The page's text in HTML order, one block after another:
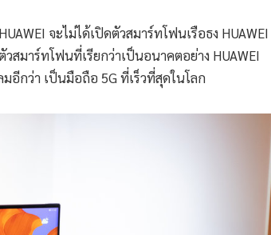
จะไม่ได้เปิดตัวสมาร์ทโฟนเรือธง HUAWEI
สมาร์ทโฟนที่เรียกว่าเป็นอนาคตอย่าง HUAWEI
อีกว่า เป็นมือถือ 5G ที่เร็วที่สุดในโลก